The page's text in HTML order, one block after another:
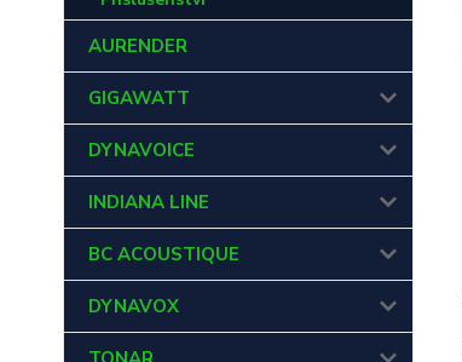
AURENDER
GIGAWATT
DYNAVOICE
INDIANA LINE
BC ACOUSTIQUE
DYNAVOX